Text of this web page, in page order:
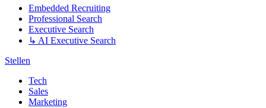
Embedded Recruiting
Professional Search
Executive Search
↳ AI Executive Search
Stellen
Tech
Sales
Marketing